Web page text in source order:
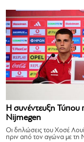
Η συνέντευξη
Nijmegen
Οι δηλώσεις του Χοσέ
πριν από τον αγώνα με τη